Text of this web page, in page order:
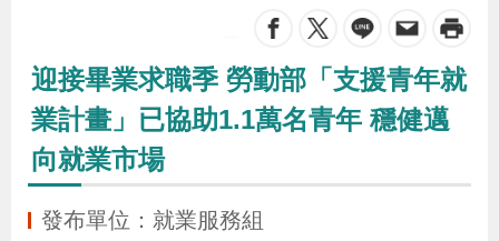
認
識
本
迎接畢業求職季 勞動部「支援青年就
業計畫」已協助1.1萬名青年 穩健邁
向就業市場
發布單位：就業服務組